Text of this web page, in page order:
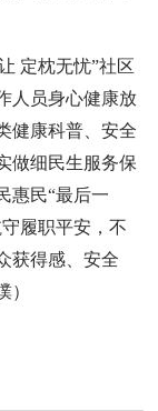
定枕无忧”社区
人员身心健康放
健康科普、安全
做细民生服务保
惠民“最后一
履职平安，不
获得感、安全
）